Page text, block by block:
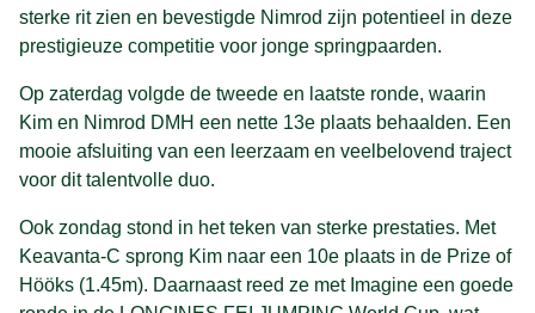
sterke rit zien en bevestigde Nimrod zijn potentieel in deze
prestigieuze competitie voor jonge springpaarden.
Op zaterdag volgde de tweede en laatste ronde, waarin
Kim en Nimrod DMH een nette 13e plaats behaalden. Een
mooie afsluiting van een leerzaam en veelbelovend traject
voor dit talentvolle duo.
Ook zondag stond in het teken van sterke prestaties. Met
Keavanta-C sprong Kim naar een 10e plaats in de Prize of
Hööks (1.45m). Daarnaast reed ze met Imagine een goede